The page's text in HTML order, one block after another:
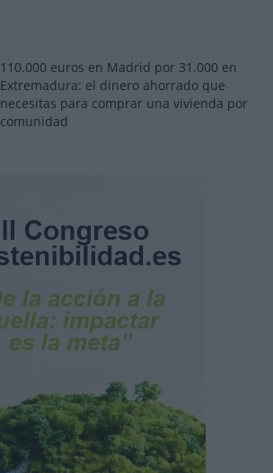
110.000 euros en Madrid por 31.000 en
Extremadura: el dinero ahorrado que
necesitas para comprar una vivienda por
comunidad